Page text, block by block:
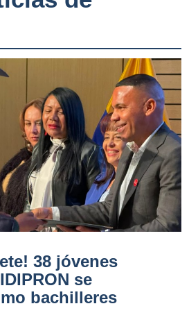
38 jóvenes
se
bachilleres